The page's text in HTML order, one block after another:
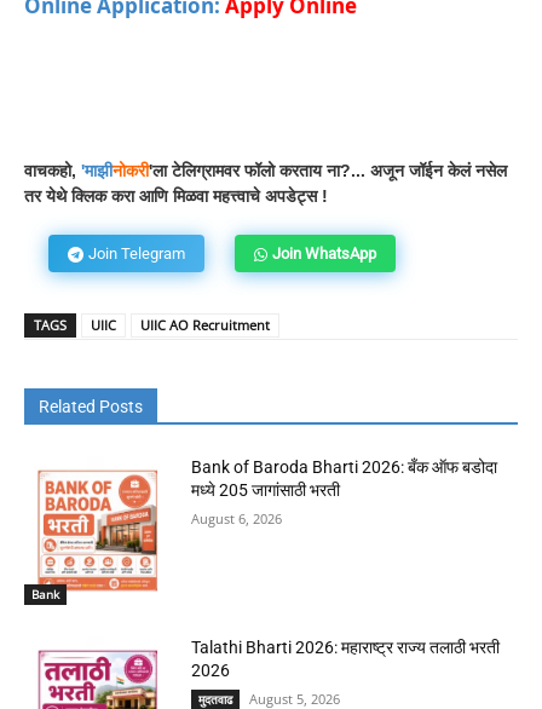
Online Application: Apply Online
वाचकहो, 'माझीनोकरी'ला टेलिग्रामवर फॉलो करताय ना?... अजून जॉईन केलं नसेल
तर येथे क्लिक करा आणि मिळवा महत्त्वाचे अपडेट्स !
Join Telegram Join WhatsApp
TAGS UIIC UIIC AO Recruitment
Related Posts
Bank
Bank of Baroda Bharti 2026: बँक ऑफ बडोदा
मध्ये 205 जागांसाठी भरती
August 6, 2026
Talathi Bharti 2026: महाराष्ट्र राज्य तलाठी भरती
2026
मुदतवाढ August 5, 2026